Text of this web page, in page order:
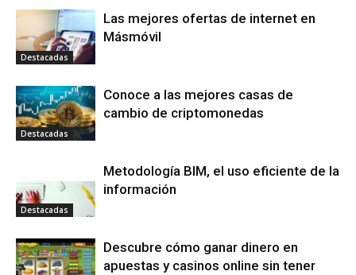
Destacadas
Las mejores ofertas de internet en
Másmóvil
Destacadas
Conoce a las mejores casas de
cambio de criptomonedas
Destacadas
Metodología BIM, el uso eficiente de la
información
Descubre cómo ganar dinero en
apuestas y casinos online sin tener